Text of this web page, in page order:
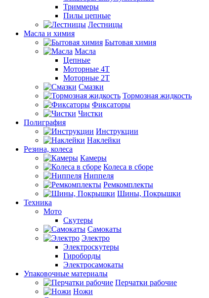
Триммеры
Пилы цепные
Лестницы
Масла и химия
Бытовая химия
Масла
Цепные
Моторные 4Т
Моторные 2Т
Смазки
Тормозная жидкость
Фиксаторы
Чистки
Полиграфия
Инструкции
Наклейки
Резина, колеса
Камеры
Колеса в сборе
Ниппеля
Ремкомплекты
Шины, Покрышки
Техника
Мото
Скутеры
Самокаты
Электро
Электроскутеры
Гироборды
Электросамокаты
Упаковочные материалы
Перчатки рабочие
Ножи